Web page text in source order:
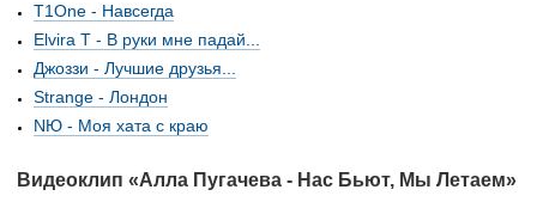
T1One - Навсегда
Elvira T - В руки мне падай...
Джоззи - Лучшие друзья...
Strange - Лондон
NЮ - Моя хата с краю
Видеоклип «Алла Пугачева - Нас Бьют, Мы Летаем»